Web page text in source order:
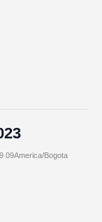
9 09America/Bogota